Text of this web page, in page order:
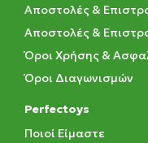
Αποστολές &
Αποστολές &
Όροι Χρήσης &
Όροι Διαγωνισμών
Perfectoys
Ποιοί Είμαστε